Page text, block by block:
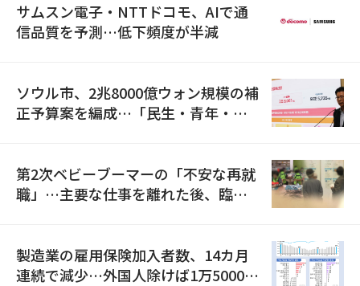
サムスン電子・NTTドコモ、AIで通
信品質を予測…低下頻度が半減
ソウル市、2兆8000億ウォン規模の補
正予算案を編成…「民生・青年・安
第2次ベビーブーマーの「不安な再就
職」…主要な仕事を離れた後、臨時
製造業の雇用保険加入者数、14カ月
連続で減少…外国人除けば1万5000人